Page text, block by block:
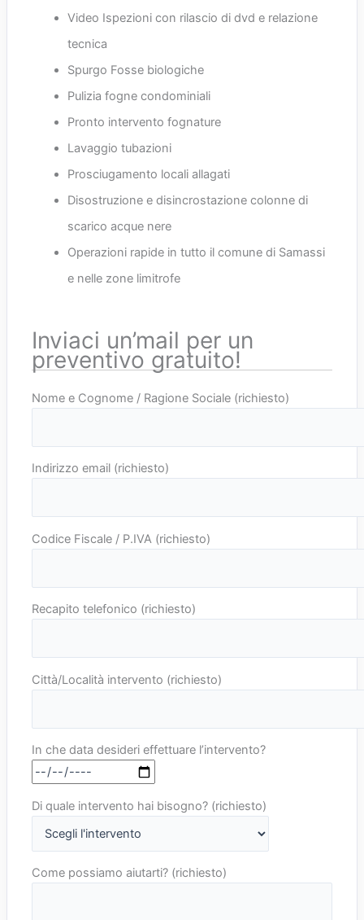
Video Ispezioni con rilascio di dvd e relazione
tecnica
Spurgo Fosse biologiche
Pulizia fogne condominiali
Pronto intervento fognature
Lavaggio tubazioni
Prosciugamento locali allagati
Disostruzione e disincrostazione colonne di
scarico acque nere
Operazioni rapide in tutto il comune di Samassi
e nelle zone limitrofe
Inviaci un’mail per un
preventivo gratuito!
Nome e Cognome / Ragione Sociale (richiesto)
Indirizzo email (richiesto)
Codice Fiscale / P.IVA (richiesto)
Recapito telefonico (richiesto)
Città/Località intervento (richiesto)
In che data desideri effettuare l’intervento?
Di quale intervento hai bisogno? (richiesto)
Come possiamo aiutarti? (richiesto)